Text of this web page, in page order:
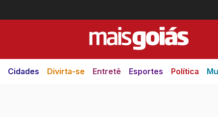
Cidades Divirta-se Entretê Esportes Política